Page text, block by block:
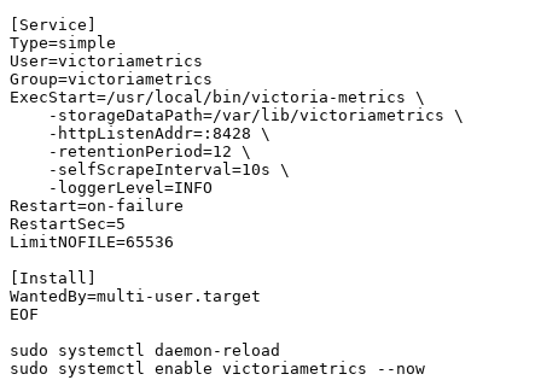
[Service]
Type=simple
User=victoriametrics
Group=victoriametrics
ExecStart=/usr/local/bin/victoria-metrics \
    -storageDataPath=/var/lib/victoriametrics \
    -httpListenAddr=:8428 \
    -retentionPeriod=12 \
    -selfScrapeInterval=10s \
    -loggerLevel=INFO
Restart=on-failure
RestartSec=5
LimitNOFILE=65536
[Install]
WantedBy=multi-user.target
EOF
sudo systemctl daemon-reload
sudo systemctl enable victoriametrics --now